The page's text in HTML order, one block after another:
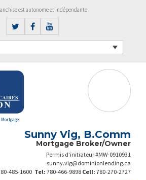
est autonome et indépendante
Sunny Vig, B.Comm
Mortgage Broker/Owner
Permis d’initiateur #MW-0910931
sunny.vig@dominionlending.ca
Tel: 780-466-9898 Cell: 780-270-2727
485-1600